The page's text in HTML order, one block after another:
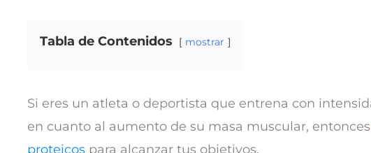
Tabla de Contenidos mostrar
Si eres un atleta o deportista que entrena con
en cuanto al aumento de su masa muscular, entonces
proteicos para alcanzar tus objetivos.